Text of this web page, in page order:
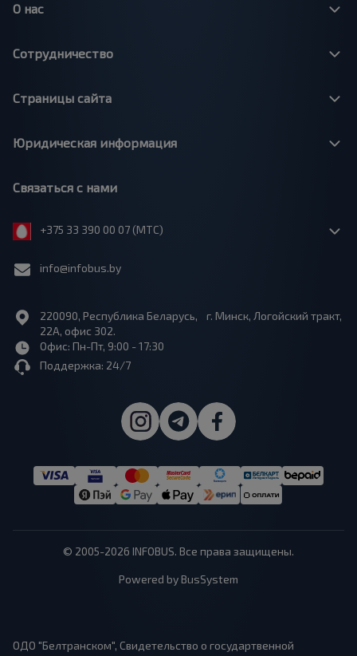
О нас
Сотрудничество
Страницы сайта
Юридическая информация
Связаться с нами
+375 33 390 00 07 (МТС)
info@infobus.by
220090, Республика Беларусь, г. Минск, Логойский тракт,
22А, офис 302.
Офис: Пн-Пт, 9:00 - 17:30
Поддержка: 24/7
© 2005-2026 INFOBUS. Все права защищены.
Powered by BusSystem
ОДО "Белтранском", Свидетельство о государтвенной